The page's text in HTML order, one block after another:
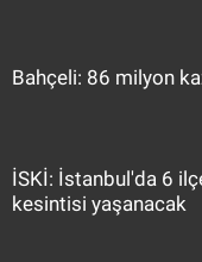
Bahçeli: 86 milyon
İSKİ: İstanbul'da 6
kesintisi yaşanacak